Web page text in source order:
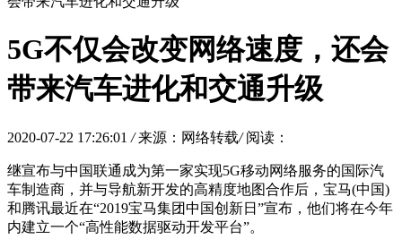
5G不仅会改变网络速度，还会
带来汽车进化和交通升级
2020-07-22 17:26:01 / 来源：网络转载/ 阅读：
继宣布与中国联通成为第一家实现5G移动网络服务的国际汽
车制造商，并与导航新开发的高精度地图合作后，宝马(中国)
和腾讯最近在“2019宝马集团中国创新日”宣布，他们将在今年
内建立一个“高性能数据驱动开发平台”。